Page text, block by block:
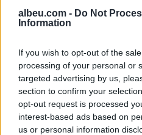
albeu.com - Do Not
Information
If you wish to opt-out of the
processing of your personal or
targeted advertising by us,
section to confirm your
opt-out request is processed
interest-based ads based on
us or personal information